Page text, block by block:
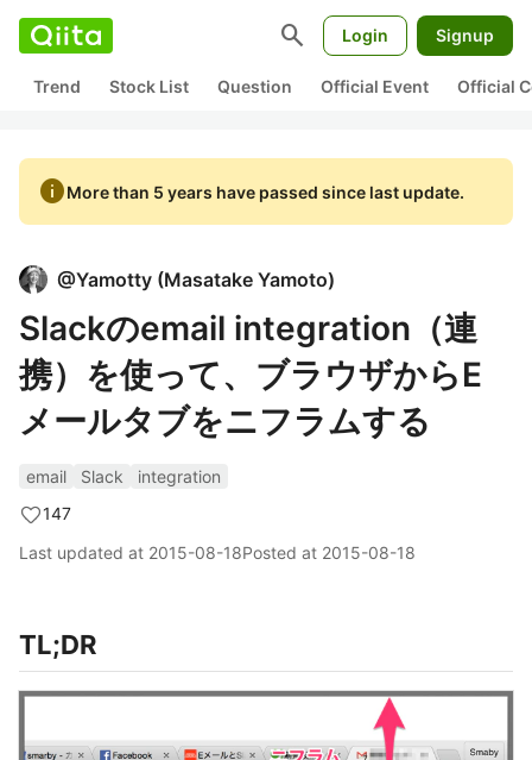
search Login Signup
Trend Stock List Question Official Event Official
infoMore than 5 years have passed since last update.
@Yamotty (Masatake Yamoto)
Slackのemail integration（連
携）を使って、ブラウザからE
メールタブをニフラムする
email Slack
integration
147
Last updated at 2015-08-18Posted at 2015-08-18
TL;DR